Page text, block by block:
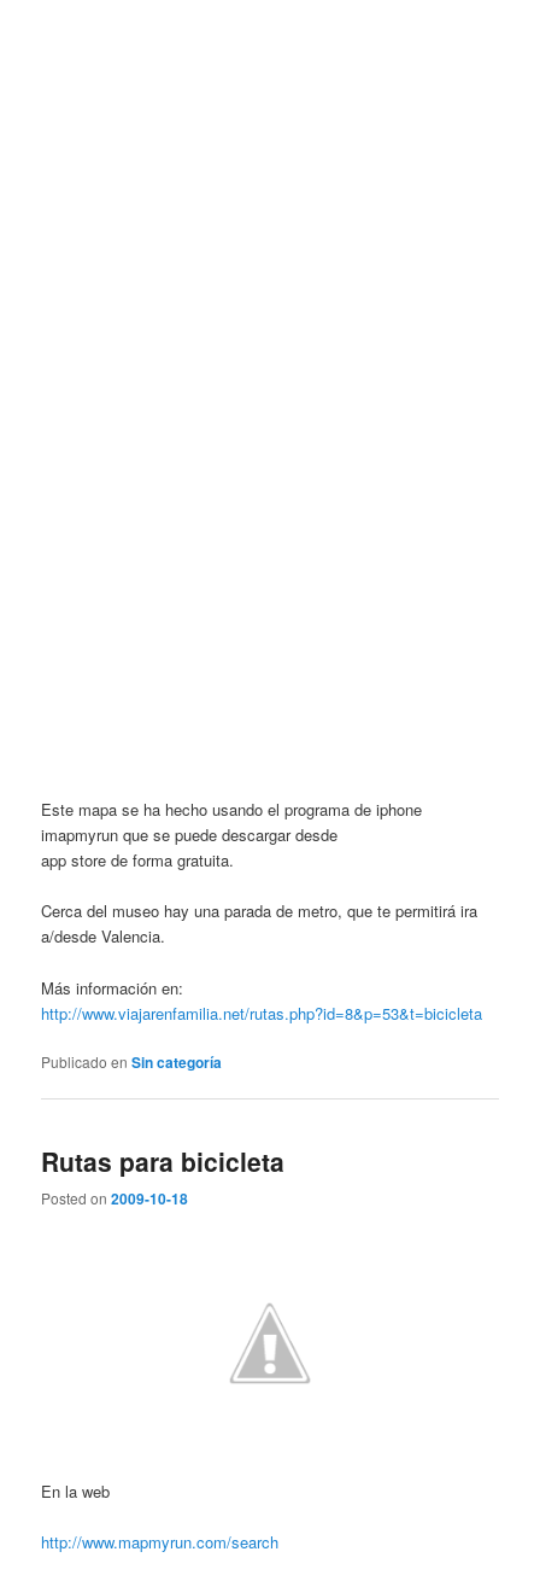
Este mapa se ha hecho usando el programa de iphone
imapmyrun que se puede descargar desde
app store de forma gratuita.
Cerca del museo hay una parada de metro, que te permitirá ira
a/desde Valencia.
Más información en:
http://www.viajarenfamilia.net/rutas.php?id=8&p=53&t=bicicleta
Publicado en Sin categoría
Rutas para bicicleta
Posted on2009-10-18
En la web
http://www.mapmyrun.com/search